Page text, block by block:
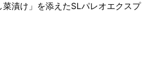
漬け」を添えたSLパレオエクスプ